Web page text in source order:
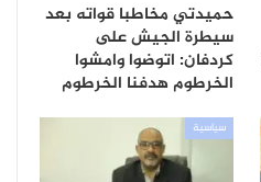
حميدتي مخاطبا قواته بعد
سيطرة الجيش على
كردفان: اتوضوا وامشوا
الخرطوم هدفنا الخرطوم
سياسية